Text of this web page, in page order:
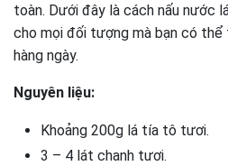
toàn. Dưới đây là cách nấu nước
cho mọi đối tượng mà bạn có
hàng ngày.
Nguyên liệu:
Khoảng 200g lá tía tô tươi.
3 – 4 lát chanh tươi.